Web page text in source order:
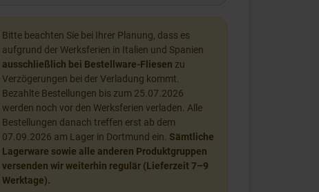
Bitte beachten Sie bei Ihrer Planung, dass es
aufgrund der Werksferien in Italien und Spanien
ausschließlich bei Bestellware-Fliesen zu
Verzögerungen bei der Verladung kommt.
Bezahlte Bestellungen bis zum 25.07.2026
werden noch vor den Werksferien verladen. Alle
Bestellungen danach treffen erst ab dem
07.09.2026 am Lager in Dortmund ein. Sämtliche
Lagerware sowie alle anderen Produktgruppen
versenden wir weiterhin regulär (Lieferzeit 7–9
Werktage).